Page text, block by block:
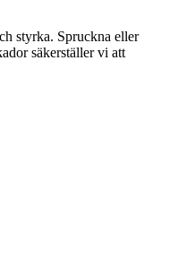
styrka. Spruckna eller
säkerställer vi att